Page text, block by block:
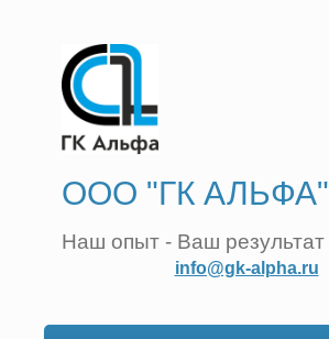
ООО "ГК АЛЬФА"
Наш опыт - Ваш результат
info@gk-alpha.ru